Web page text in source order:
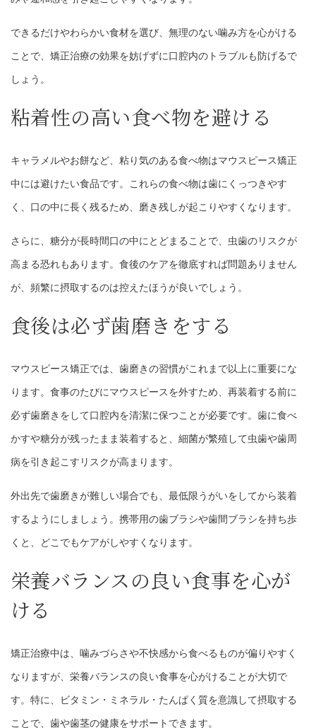
できるだけやわらかい食材を選び、無理のない噛み方を心がける
ことで、矯正治療の効果を妨げずに口腔内のトラブルも防げるで
しょう。
粘着性の高い食べ物を避ける
キャラメルやお餅など、粘り気のある食べ物はマウスピース矯正
中には避けたい食品です。これらの食べ物は歯にくっつきやす
く、口の中に長く残るため、磨き残しが起こりやすくなります。
さらに、糖分が長時間口の中にとどまることで、虫歯のリスクが
高まる恐れもあります。食後のケアを徹底すれば問題ありません
が、頻繁に摂取するのは控えたほうが良いでしょう。
食後は必ず歯磨きをする
マウスピース矯正では、歯磨きの習慣がこれまで以上に重要にな
ります。食事のたびにマウスピースを外すため、再装着する前に
必ず歯磨きをして口腔内を清潔に保つことが必要です。歯に食べ
かすや糖分が残ったまま装着すると、細菌が繁殖して虫歯や歯周
病を引き起こすリスクが高まります。
外出先で歯磨きが難しい場合でも、最低限うがいをしてから装着
するようにしましょう。携帯用の歯ブラシや歯間ブラシを持ち歩
くと、どこでもケアがしやすくなります。
栄養バランスの良い食事を心が
ける
矯正治療中は、噛みづらさや不快感から食べるものが偏りやすく
なりますが、栄養バランスの良い食事を心がけることが大切で
す。特に、ビタミン・ミネラル・たんぱく質を意識して摂取する
ことで、歯や歯茎の健康をサポートできます。